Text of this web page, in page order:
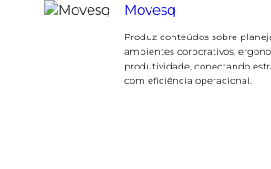
Movesq
Produz conteúdos sobre
ambientes corporativos,
produtividade, conectando
com eficiência operacional.